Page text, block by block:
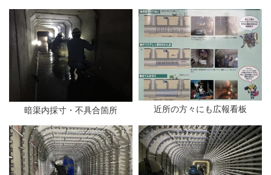
暗渠内採寸・不具合箇所 近所の方々にも広報看板